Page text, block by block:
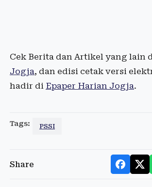
Cek Berita dan Artikel yang lain
Jogja, dan edisi cetak versi
hadir di Epaper Harian Jogja.
Tags: PSSI
Share